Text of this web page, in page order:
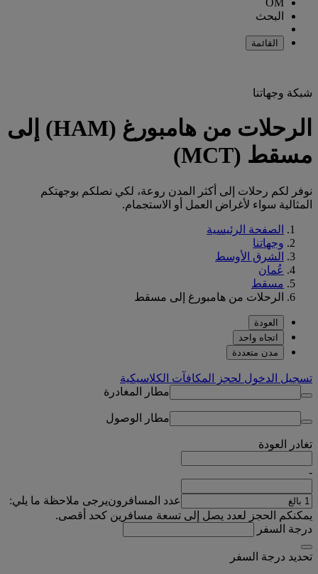
OM
البحث
القائمة
شبكة وجهاتنا
الرحلات من هامبورغ (HAM) إلى
مسقط (MCT)
نوفر لكم رحلات إلى أكثر المدن روعة، لكي نصلكم بوجهتكم
المثالية سواء لأغراض العمل أو الاستجمام.
الصفحة الرئيسية
وجهاتنا
الشرق الأوسط
عُمان
مسقط
الرحلات من هامبورغ إلى مسقط
العودة
اتجاه واحد
مدن متعددة
تسجيل الدخول لحجز المكافآت الكلاسيكية
مطار المغادرة
مطار الوصول
تغادر العودة
-
عدد المسافرونيرجى ملاحظة ما يلي:
يمكنكم الحجز لعدد يصل إلى تسعة مسافرين كحد أقصى.
درجة السفر
تحديد درجة السفر